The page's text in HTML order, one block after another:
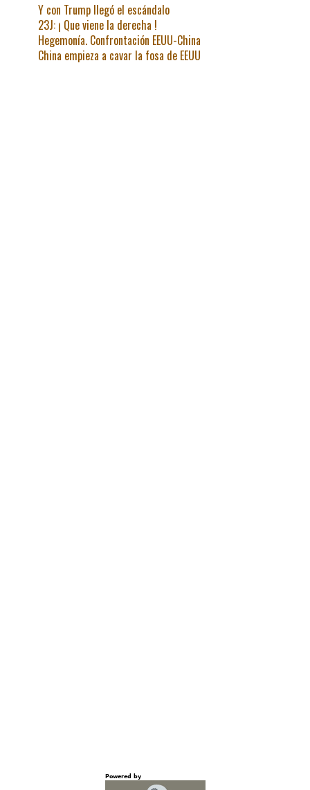
Y con Trump llegó el escándalo
23J: ¡ Que viene la derecha !
Hegemonía. Confrontación EEUU-China
China empieza a cavar la fosa de EEUU